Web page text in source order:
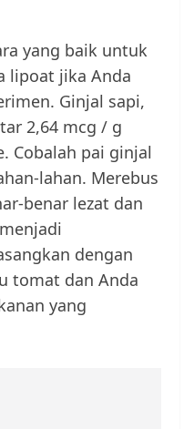
yang baik untuk
lipoat jika Anda
Ginjal sapi,
2,64 mcg / g
Cobalah pai ginjal
lahan. Merebus
benar lezat dan
dengan
tomat dan Anda
yang